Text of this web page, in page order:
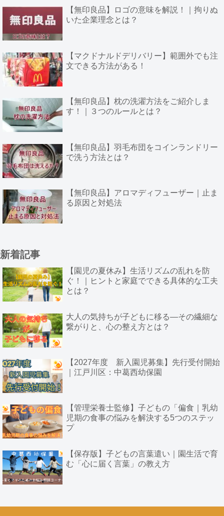
【無印良品】ロゴの意味を解説！｜拘りぬ
いた企業理念とは？
【マクドナルドデリバリー】範囲外でも注
文できる方法がある！
【無印良品】枕の洗濯方法をご紹介しま
す！｜３つのルールとは？
【無印良品】羽毛布団をコインランドリー
で洗う方法とは？
【無印良品】アロマディフューザー｜止ま
る原因と対処法
新着記事
【園児の夏休み】生活リズムの乱れを防
ぐ！｜ヒントと家庭でできる具体的な工夫
とは？
大人の気持ちが子どもに移る―その繊細な
繋がりと、心の整え方とは？
【2027年度 新入園児募集】先行受付開始
｜江戸川区：中葛西幼保園
【管理栄養士監修】子どもの「偏食｜乳幼
児期の食事の悩みを解決する5つのステッ
プ
【保存版】子どもの言葉遣い｜園生活で育
む「心に届く言葉」の教え方